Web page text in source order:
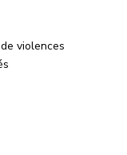
violences